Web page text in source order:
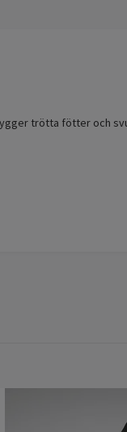
trötta fötter och